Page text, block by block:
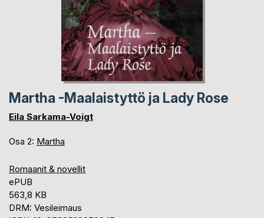
Martha -Maalaistyttö ja Lady Rose
Eila Sarkama-Voigt
Osa 2: Martha
Romaanit & novellit
ePUB
563,8 KB
DRM: Vesileimaus